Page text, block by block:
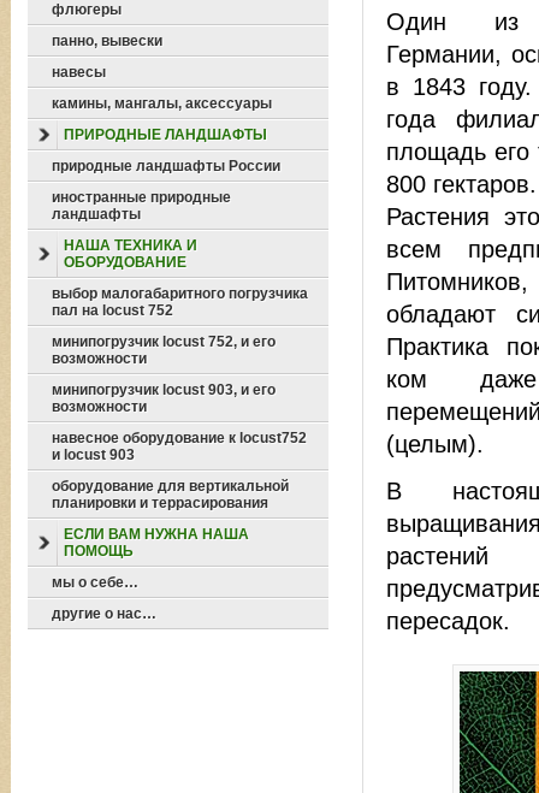
Один из
Германии,
в 1843
года
площадь его
800 гектаров.
Растения
всем
обладают
Практика
ком даже
(целым).
В
пересадок.
флюгеры
панно, вывески
навесы
камины, мангалы, аксессуары
ПРИРОДНЫЕ ЛАНДШАФТЫ
природные ландшафты России
иностранные природные
ландшафты
НАША ТЕХНИКА И
ОБОРУДОВАНИЕ
выбор малогабаритного погрузчика
пал на locust 752
минипогрузчик locust 752, и его
возможности
минипогрузчик locust 903, и его
возможности
навесное оборудование к locust752
и locust 903
оборудование для вертикальной
планировки и террасирования
ЕСЛИ ВАМ НУЖНА НАША
ПОМОЩЬ
мы о себе…
другие о нас…